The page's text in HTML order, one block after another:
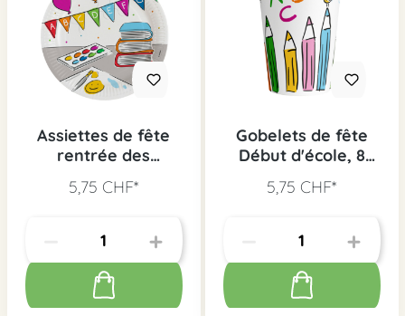
Assiettes de fête
rentrée des
5,75 CHF*
Gobelets de fête
Début d'école, 8
5,75 CHF*